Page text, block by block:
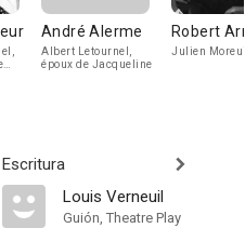
André Alerme
Albert Letournel,
époux de Jacqueline
Robert
Julien
Escritura
Louis Verneuil
Guión, Theatre Play